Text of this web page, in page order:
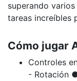
superando
tareas increíbles
Cómo jugar
Controles
- Rotación